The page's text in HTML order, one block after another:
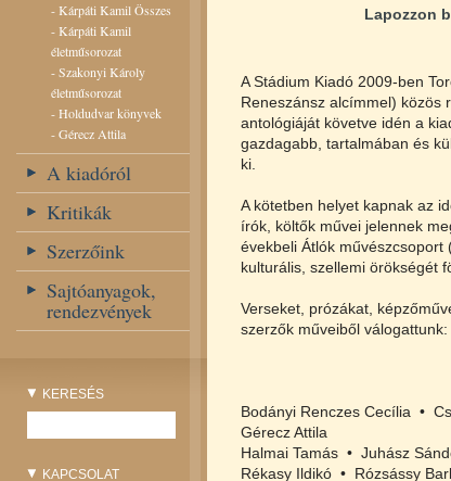
-Kárpáti Kamil Összes
-Kárpáti Kamil
életműsorozat
-Szakonyi Károly
életműsorozat
-Holdudvar könyvek
-Gérecz Attila
A kiadóról
Kritikák
Szerzőink
Sajtóanyagok,
rendezvények
KERESÉS
KAPCSOLAT
Lapozzon
A Stádium Kiadó 2009-ben
Reneszánsz alcímmel) közös
antológiáját követve idén a
gazdagabb, tartalmában és
ki.
A kötetben helyet kapnak az
írók, költők művei jelennek
évekbeli Átlók
kulturális, szellemi örökségét
Verseket, prózákat,
szerzők műveiből válogattunk:
Bodányi Renczes Cecília •
Gérecz Attila
Halmai Tamás • Juhász
Rékasy Ildikó • Rózsássy